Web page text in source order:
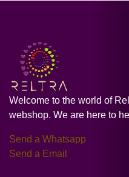
Welcome to the world of
webshop. We are here to
Send a Whatsapp
Send a Email